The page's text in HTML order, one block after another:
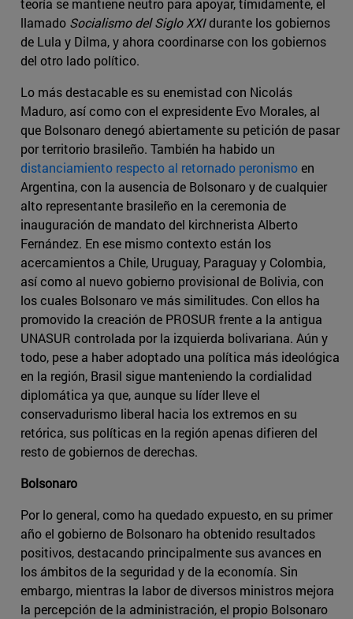
teoría se mantiene neutro para apoyar, tímidamente, el
llamado Socialismo del Siglo XXIdurante los gobiernos
de Lula y Dilma, y ahora coordinarse con los gobiernos
del otro lado político.
Lo más destacable es su enemistad con Nicolás
Maduro, así como con el expresidente Evo Morales, al
que Bolsonaro denegó abiertamente su petición de pasar
por territorio brasileño. También ha habido un
distanciamiento respecto al retornado peronismoen
Argentina, con la ausencia de Bolsonaro y de cualquier
alto representante brasileño en la ceremonia de
inauguración de mandato del kirchnerista Alberto
Fernández. En ese mismo contexto están los
acercamientos a Chile, Uruguay, Paraguay y Colombia,
así como al nuevo gobierno provisional de Bolivia, con
los cuales Bolsonaro ve más similitudes. Con ellos ha
promovido la creación de PROSUR frente a la antigua
UNASUR controlada por la izquierda bolivariana. Aún y
todo, pese a haber adoptado una política más ideológica
en la región, Brasil sigue manteniendo la cordialidad
diplomática ya que, aunque su líder lleve el
conservadurismo liberal hacia los extremos en su
retórica, sus políticas en la región apenas difieren del
resto de gobiernos de derechas.
Bolsonaro
Por lo general, como ha quedado expuesto, en su primer
año el gobierno de Bolsonaro ha obtenido resultados
positivos, destacando principalmente sus avances en
los ámbitos de la seguridad y de la economía. Sin
embargo, mientras la labor de diversos ministros mejora
la percepción de la administración, el propio Bolsonaro